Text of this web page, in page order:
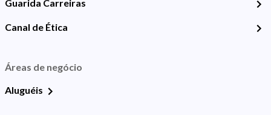
Guarida Carreiras
Canal de Ética
Áreas de negócio
Aluguéis